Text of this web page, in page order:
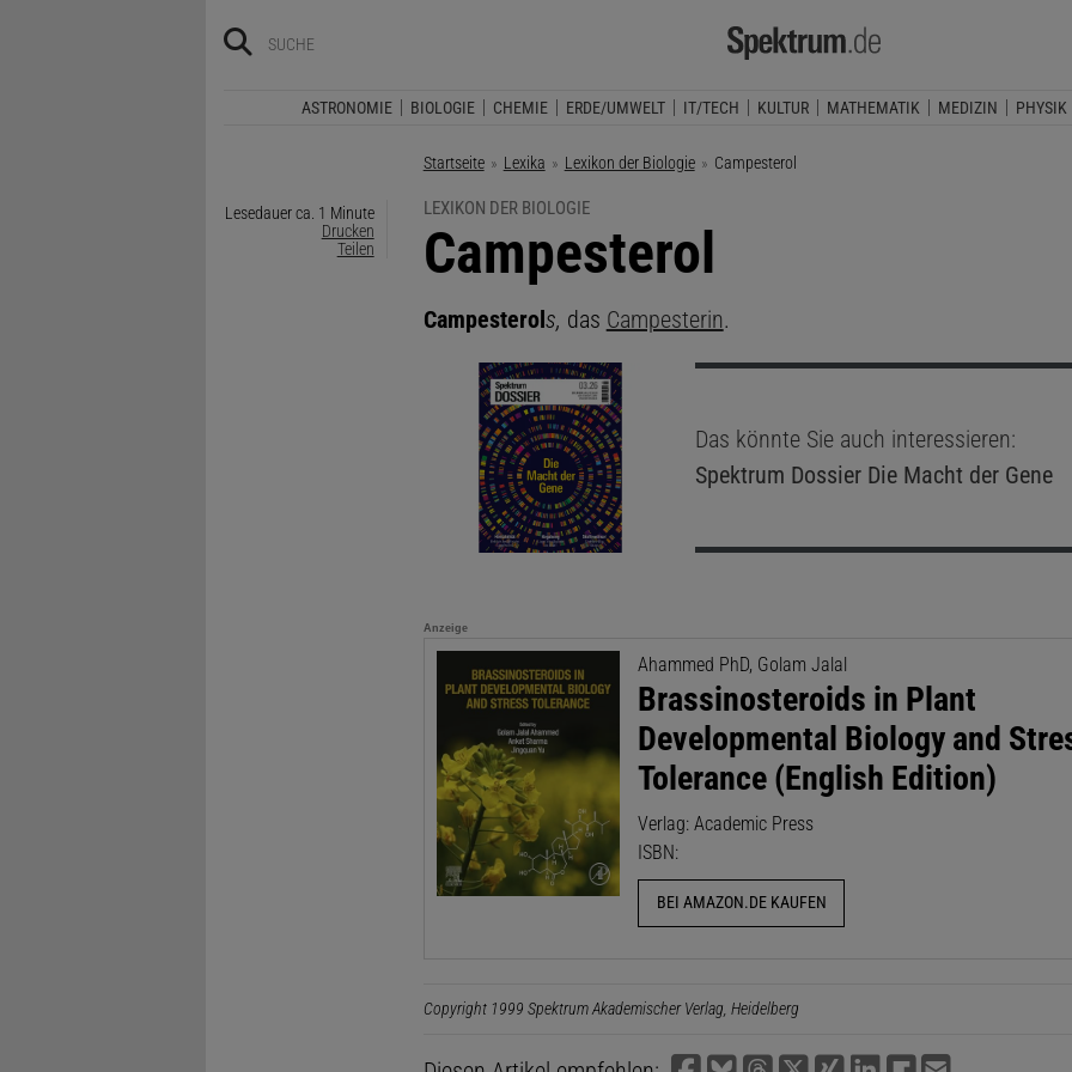
ASTRONOMIE BIOLOGIE CHEMIE ERDE/UMWELT IT/TECH KULTUR MATHEMATIK MEDIZIN PHYSIK
Startseite Lexika Lexikon der Biologie Aktuelle Seite:
Campesterol
Lesedauer ca. 1 Minute
Drucken
Teilen
LEXIKON DER BIOLOGIE
:
Campesterol
Campesterols, das Campesterin.
Das könnte Sie auch interessieren:
Spektrum DossierDie Macht der Gene
Anzeige
Ahammed PhD, Golam Jalal
Brassinosteroids in Plant
Developmental Biology and
Tolerance (English Edition)
Verlag: Academic Press
ISBN:
BEI AMAZON.DE KAUFEN
Copyright 1999 Spektrum Akademischer Verlag, Heidelberg